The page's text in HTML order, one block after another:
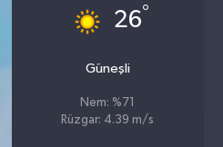
26°
Güneşli
Nem: %71
Rüzgar: 4.39 m/s